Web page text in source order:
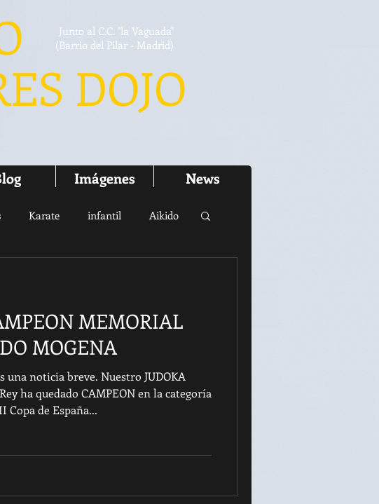
DOJO
Junto al C.C. "la Vaguada"
(Barrio del Pilar - Madrid)
Imágenes News
Karate infantil Aikido
MEMORIAL
MOGENA
una noticia breve. Nuestro JUDOKA
ha quedado CAMPEON en la categoría
Copa de España...